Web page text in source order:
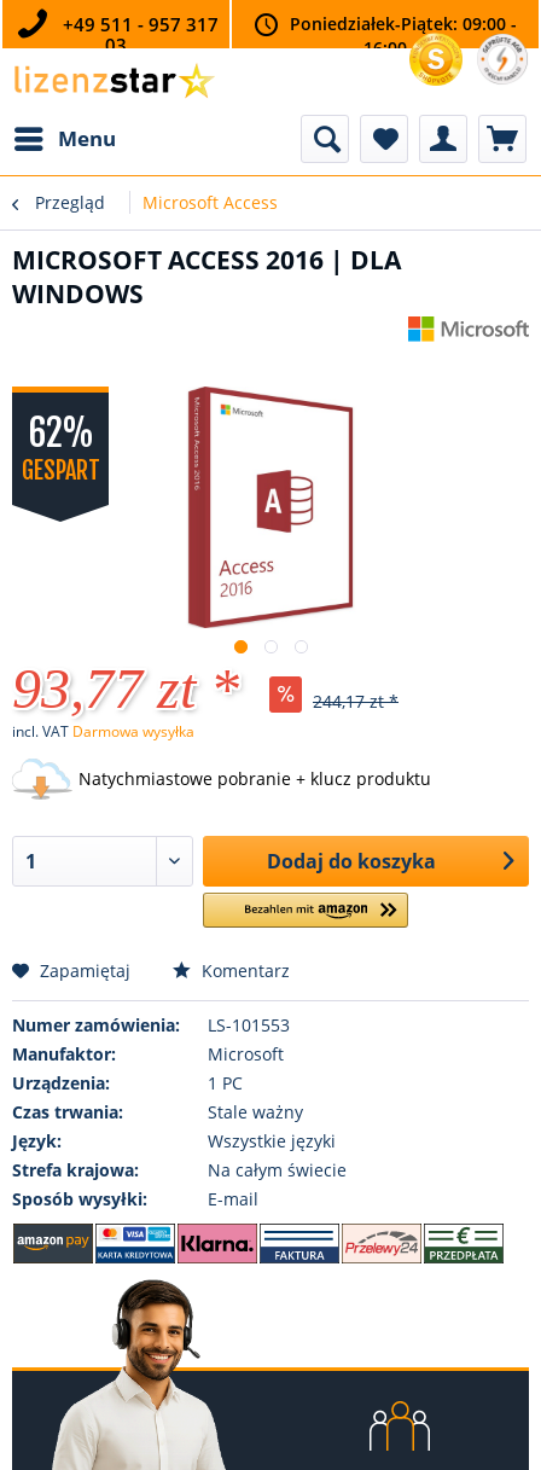
+49 511 - 957 317
03
Poniedziałek-Piątek: 09:00 -
16:00
Menu
Przegląd Microsoft Access
MICROSOFT ACCESS 2016 | DLA
WINDOWS
62%
GESPART
93,77 zt * 244,17 zt *
incl. VAT Darmowa wysyłka
Natychmiastowe pobranie + klucz produktu
Dodaj do koszyka
Zapamiętaj Komentarz
Numer zamówienia:
LS-101553
Manufaktor:
Microsoft
Urządzenia:
1 PC
Czas trwania:
Stale ważny
Język:
Wszystkie języki
Strefa krajowa:
Na całym świecie
Sposób wysyłki:
E-mail